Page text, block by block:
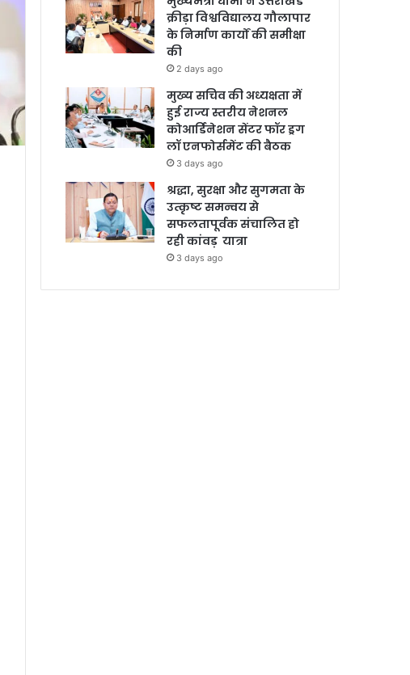
क्रीड़ा विश्वविद्यालय गौलापार
के निर्माण कार्यों की समीक्षा
की
2 days ago
मुख्य सचिव की अध्यक्षता में
हुई राज्य स्तरीय नेशनल
कोआर्डिनेशन सेंटर फॉर ड्रग
लॉ एनफोर्समेंट की बैठक
3 days ago
श्रद्धा, सुरक्षा और सुगमता के
उत्कृष्ट समन्वय से
सफलतापूर्वक संचालित हो
रही कांवड़ यात्रा
3 days ago